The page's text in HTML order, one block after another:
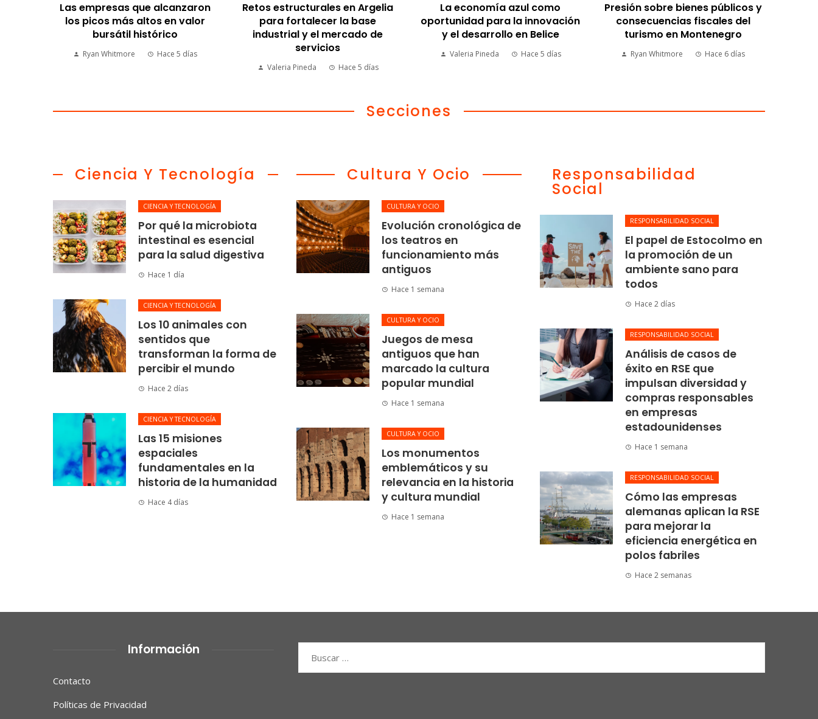
Las empresas que alcanzaron
los picos más altos en valor
bursátil histórico
Ryan Whitmore Hace 5 días
Retos estructurales en Argelia
para fortalecer la base
industrial y el mercado de
servicios
Valeria Pineda Hace 5 días
La economía azul como
oportunidad para la innovación
y el desarrollo en Belice
Valeria Pineda Hace 5 días
Presión sobre bienes públicos y
consecuencias fiscales del
turismo en Montenegro
Ryan Whitmore Hace 6 días
Secciones
Ciencia Y Tecnología
CIENCIA Y TECNOLOGÍA
Por qué la microbiota
intestinal es esencial
para la salud digestiva
Hace 1 día
CIENCIA Y TECNOLOGÍA
Los 10 animales con
sentidos que
transforman la forma de
percibir el mundo
Hace 2 días
CIENCIA Y TECNOLOGÍA
Las 15 misiones
espaciales
fundamentales en la
historia de la humanidad
Hace 4 días
Cultura Y Ocio
CULTURA Y OCIO
Evolución cronológica de
los teatros en
funcionamiento más
antiguos
Hace 1 semana
CULTURA Y OCIO
Juegos de mesa
antiguos que han
marcado la cultura
popular mundial
Hace 1 semana
CULTURA Y OCIO
Los monumentos
emblemáticos y su
relevancia en la historia
y cultura mundial
Hace 1 semana
Responsabilidad
Social
RESPONSABILIDAD SOCIAL
El papel de Estocolmo en
la promoción de un
ambiente sano para
todos
Hace 2 días
RESPONSABILIDAD SOCIAL
Análisis de casos de
éxito en RSE que
impulsan diversidad y
compras responsables
en empresas
estadounidenses
Hace 1 semana
RESPONSABILIDAD SOCIAL
Cómo las empresas
alemanas aplican la RSE
para mejorar la
eficiencia energética en
polos fabriles
Hace 2 semanas
Información
Contacto
Políticas de Privacidad